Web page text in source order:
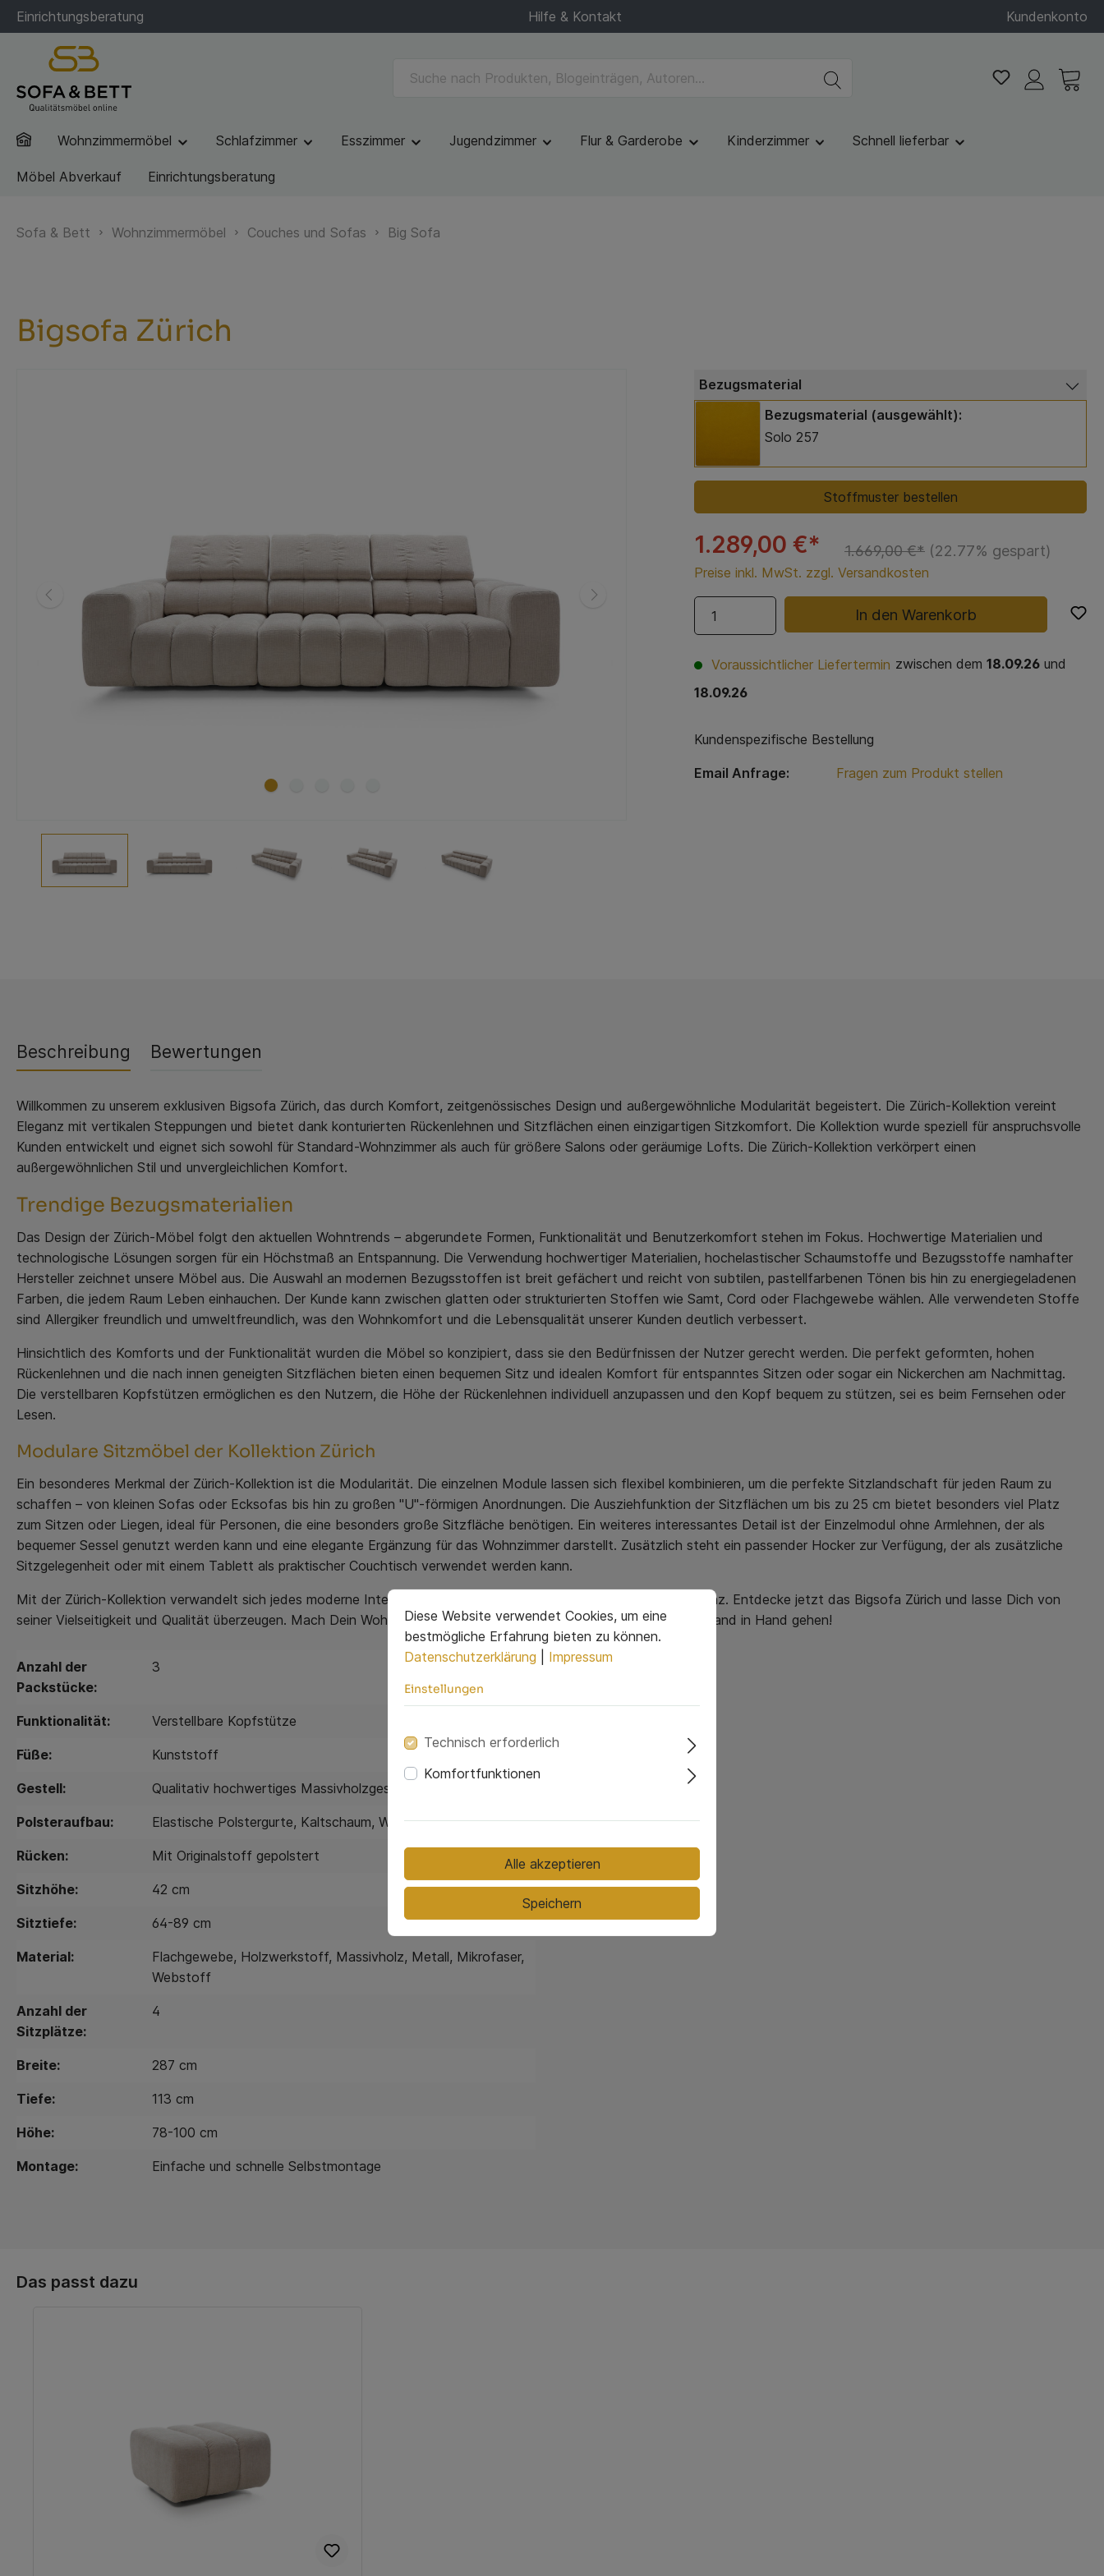
Einrichtungsberatung Hilfe & Kontakt Kundenkonto
Wohnzimmermöbel Schlafzimmer Esszimmer Jugendzimmer Flur & Garderobe Kinderzimmer Schnell lieferbar
Möbel Abverkauf Einrichtungsberatung
Sofa & Bett Wohnzimmermöbel Couches und Sofas Big Sofa
Bigsofa Zürich
1.289,00 €* 1.669,00 €* (22.77% gespart)
Preise inkl. MwSt. zzgl. Versandkosten
Voraussichtlicher Liefertermin zwischen dem 18.09.26 und
18.09.26
Bezugsmaterial
Bezugsmaterial (ausgewählt):
Solo 257
Stoffmuster bestellen
In den Warenkorb
Kundenspezifische Bestellung
Email Anfrage: Fragen zum Produkt stellen
Beschreibung Bewertungen
Willkommen zu unserem exklusiven Bigsofa Zürich, das durch Komfort, zeitgenössisches Design und außergewöhnliche Modularität begeistert. Die Zürich-Kollektion vereint
Eleganz mit vertikalen Steppungen und bietet dank konturierten Rückenlehnen und Sitzflächen einen einzigartigen Sitzkomfort. Die Kollektion wurde speziell für anspruchsvolle
Kunden entwickelt und eignet sich sowohl für Standard-Wohnzimmer als auch für größere Salons oder geräumige Lofts. Die Zürich-Kollektion verkörpert einen
außergewöhnlichen Stil und unvergleichlichen Komfort.
Trendige Bezugsmaterialien
Das Design der Zürich-Möbel folgt den aktuellen Wohntrends – abgerundete Formen, Funktionalität und Benutzerkomfort stehen im Fokus. Hochwertige Materialien und
technologische Lösungen sorgen für ein Höchstmaß an Entspannung. Die Verwendung hochwertiger Materialien, hochelastischer Schaumstoffe und Bezugsstoffe namhafter
Hersteller zeichnet unsere Möbel aus. Die Auswahl an modernen Bezugsstoffen ist breit gefächert und reicht von subtilen, pastellfarbenen Tönen bis hin zu energiegeladenen
Farben, die jedem Raum Leben einhauchen. Der Kunde kann zwischen glatten oder strukturierten Stoffen wie Samt, Cord oder Flachgewebe wählen. Alle verwendeten Stoffe
sind Allergiker freundlich und umweltfreundlich, was den Wohnkomfort und die Lebensqualität unserer Kunden deutlich verbessert.
Hinsichtlich des Komforts und der Funktionalität wurden die Möbel so konzipiert, dass sie den Bedürfnissen der Nutzer gerecht werden. Die perfekt geformten, hohen
Rückenlehnen und die nach innen geneigten Sitzflächen bieten einen bequemen Sitz und idealen Komfort für entspanntes Sitzen oder sogar ein Nickerchen am Nachmittag.
Die verstellbaren Kopfstützen ermöglichen es den Nutzern, die Höhe der Rückenlehnen individuell anzupassen und den Kopf bequem zu stützen, sei es beim Fernsehen oder
Lesen.
Modulare Sitzmöbel der Kollektion Zürich
Ein besonderes Merkmal der Zürich-Kollektion ist die Modularität. Die einzelnen Module lassen sich flexibel kombinieren, um die perfekte Sitzlandschaft für jeden Raum zu
schaffen – von kleinen Sofas oder Ecksofas bis hin zu großen "U"-förmigen Anordnungen. Die Ausziehfunktion der Sitzflächen um bis zu 25 cm bietet besonders viel Platz
zum Sitzen oder Liegen, ideal für Personen, die eine besonders große Sitzfläche benötigen. Ein weiteres interessantes Detail ist der Einzelmodul ohne Armlehnen, der als
bequemer Sessel genutzt werden kann und eine elegante Ergänzung für das Wohnzimmer darstellt. Zusätzlich steht ein passender Hocker zur Verfügung, der als zusätzliche
Sitzgelegenheit oder mit einem Tablett als praktischer Couchtisch verwendet werden kann.
Mit der Zürich-Kollektion verwandelt sich jedes moderne Interieur in eine stilvolle Oase der Entspannung und Eleganz. Entdecke jetzt das Bigsofa Zürich und lasse Dich von
seiner Vielseitigkeit und Qualität überzeugen. Mach Dein Wohnzimmer zu einem Ort, an dem Komfort und Design Hand in Hand gehen!
Anzahl der
Packstücke:
3
Funktionalität: Verstellbare Kopfstütze
Füße: Kunststoff
Gestell: Qualitativ hochwertiges Massivholzgestell
Polsteraufbau: Elastische Polstergurte, Kaltschaum, Wellenunterfederung
Rücken: Mit Originalstoff gepolstert
Sitzhöhe: 42 cm
Sitztiefe: 64-89 cm
Material: Flachgewebe, Holzwerkstoff, Massivholz, Metall, Mikrofaser,
Webstoff
Anzahl der
Sitzplätze:
4
Breite: 287 cm
Tiefe: 113 cm
Höhe: 78-100 cm
Montage: Einfache und schnelle Selbstmontage
Das passt dazu
Diese Website verwendet Cookies, um eine
bestmögliche Erfahrung bieten zu können.
Datenschutzerklärung
Impressum
Einstellungen
Technisch erforderlich
Komfortfunktionen
Alle akzeptieren
Speichern